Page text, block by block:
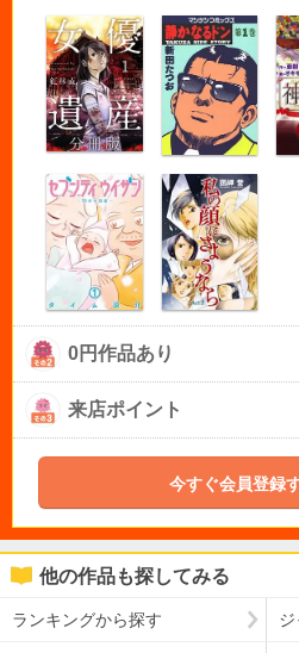
0円作品あり
来店ポイント
今すぐ会員登録
他の作品も探してみる
ランキングから探す